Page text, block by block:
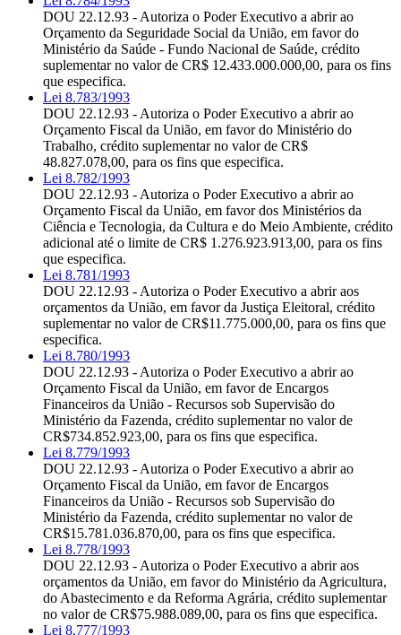
DOU 22.12.93 - Autoriza o Poder Executivo a abrir ao
Orçamento da Seguridade Social da União, em favor do
Ministério da Saúde - Fundo Nacional de Saúde, crédito
suplementar no valor de CR$ 12.433.000.000,00, para os fins
que especifica.
Lei 8.783/1993
DOU 22.12.93 - Autoriza o Poder Executivo a abrir ao
Orçamento Fiscal da União, em favor do Ministério do
Trabalho, crédito suplementar no valor de CR$
48.827.078,00, para os fins que especifica.
Lei 8.782/1993
DOU 22.12.93 - Autoriza o Poder Executivo a abrir ao
Orçamento Fiscal da União, em favor dos Ministérios da
Ciência e Tecnologia, da Cultura e do Meio Ambiente, crédito
adicional até o limite de CR$ 1.276.923.913,00, para os fins
que especifica.
Lei 8.781/1993
DOU 22.12.93 - Autoriza o Poder Executivo a abrir aos
orçamentos da União, em favor da Justiça Eleitoral, crédito
suplementar no valor de CR$11.775.000,00, para os fins que
especifica.
Lei 8.780/1993
DOU 22.12.93 - Autoriza o Poder Executivo a abrir ao
Orçamento Fiscal da União, em favor de Encargos
Financeiros da União - Recursos sob Supervisão do
Ministério da Fazenda, crédito suplementar no valor de
CR$734.852.923,00, para os fins que especifica.
Lei 8.779/1993
DOU 22.12.93 - Autoriza o Poder Executivo a abrir ao
Orçamento Fiscal da União, em favor de Encargos
Financeiros da União - Recursos sob Supervisão do
Ministério da Fazenda, crédito suplementar no valor de
CR$15.781.036.870,00, para os fins que especifica.
Lei 8.778/1993
DOU 22.12.93 - Autoriza o Poder Executivo a abrir aos
orçamentos da União, em favor do Ministério da Agricultura,
do Abastecimento e da Reforma Agrária, crédito suplementar
no valor de CR$75.988.089,00, para os fins que especifica.
Lei 8.777/1993